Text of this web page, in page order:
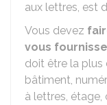
aux lettres, est
Vous devez
vous
doit être la
bâtiment,
à lettres, étage,